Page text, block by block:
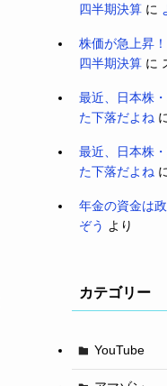
四半期決算 に
株価が急上昇
四半期決算 に
最近、日本株
た下落だよね
最近、日本株
た下落だよね
年金の資金は
ぞう より
カテゴリー
YouTube